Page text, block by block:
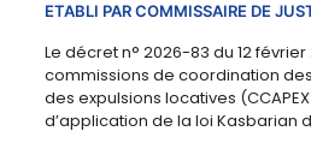
ETABLI PAR COMMISSAIRE DE
Le décret n° 2026-83 du 12
commissions de coordination
des expulsions locatives
d’application de la loi Kasbarian